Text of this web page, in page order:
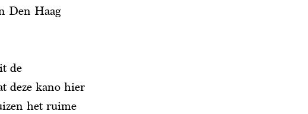
Den Haag
de
deze kano hier
het ruime